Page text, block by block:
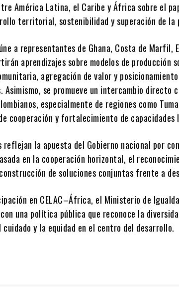
América Latina, el Caribe y África sobre el
territorial, sostenibilidad y superación de la
a representantes de Ghana, Costa de Marfil,
aprendizajes sobre modelos de producción
agregación de valor y
Asimismo, se promueve un intercambio directo
especialmente de regiones como
cooperación y fortalecimiento de capacidades
reflejan la apuesta del Gobierno nacional por
en la cooperación horizontal, el
de soluciones conjuntas frente a
en CELAC–África, el Ministerio de
una política pública que reconoce la
y la equidad en el centro del desarrollo.